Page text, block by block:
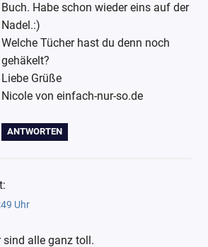
Buch. Habe schon wieder eins auf der
Nadel.:)
Welche Tücher hast du denn noch
gehäkelt?
Liebe Grüße
Nicole von einfach-nur-so.de
ANTWORTEN
Uhr
sind alle ganz toll.